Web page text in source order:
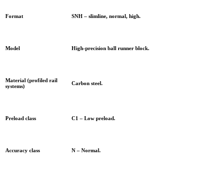
Format SNH – slimline, normal, high.
Model High-precision ball runner block.
Material (profiled rail
systems)
Carbon steel.
Preload class C1 – Low preload.
Accuracy class N – Normal.